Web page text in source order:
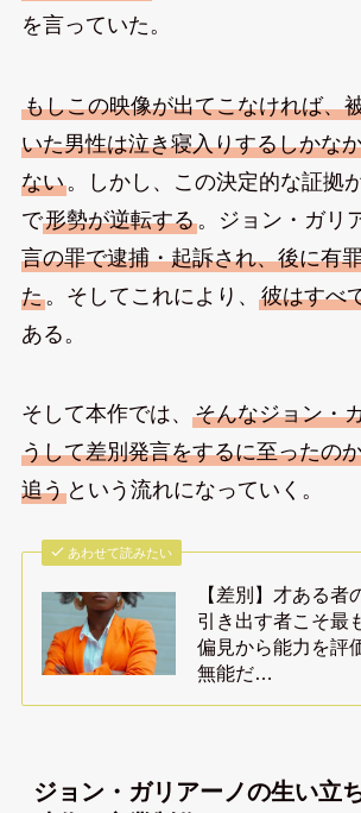
を言っていた。
もしこの映像が出てこなければ、
いた男性は泣き寝入りするしかな
ない。しかし、この決定的な証拠
で形勢が逆転する。ジョン・ガリ
言の罪で逮捕・起訴され、後に有
た。そしてこれにより、 彼はすべ
ある。
そして本作では、 そんなジョン・
うして差別発言をするに至ったの
追うという流れになっていく。
あわせて読みたい
【差別】才ある者
引き出す者こそ最
偏見から能力を評
無能だ…
ジョン・ガリアーノの生い立